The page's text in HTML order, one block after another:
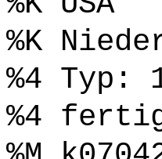
%K
%4 Typ:
%4